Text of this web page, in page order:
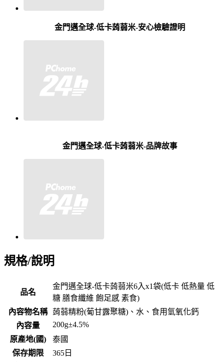
金門邁全球-低卡蒟蒻米-安心檢驗證明
金門邁全球-低卡蒟蒻米-品牌故事
規格/說明
品名
金門邁全球-低卡蒟蒻米6入x1袋(低卡 低熱量 低
糖 膳食纖維 飽足感 素食)
內容物名稱 蒟蒻精粉(葡甘露聚糖)、水、食用氫氧化鈣
內容量
200g±4.5%
原產地(國)
泰國
保存期限
365 日